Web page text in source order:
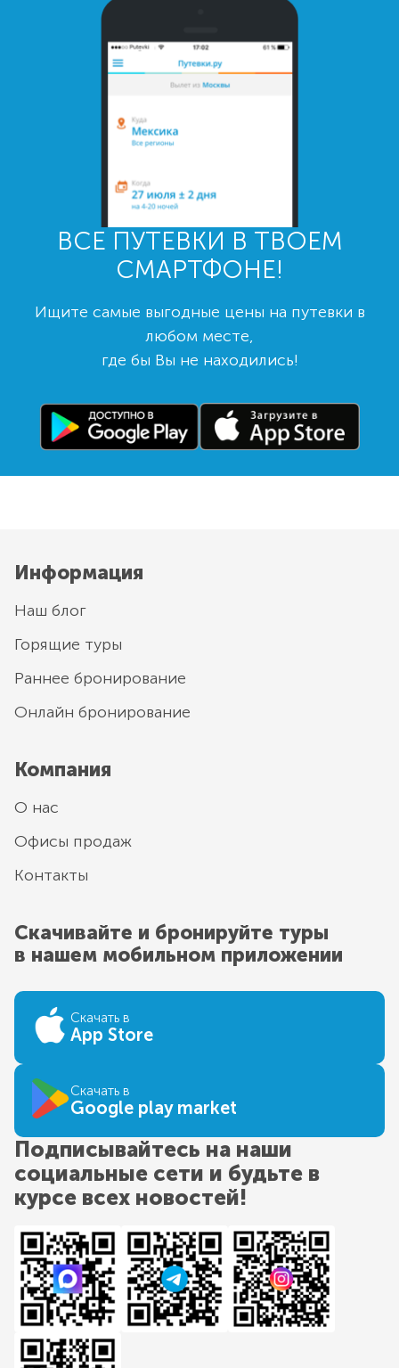
ВСЕ ПУТЕВКИ В ТВОЕМ
СМАРТФОНЕ!
Ищите самые выгодные цены на путевки в
любом месте,
где бы Вы не находились!
Информация
Наш блог
Горящие туры
Раннее бронирование
Онлайн бронирование
Компания
О нас
Офисы продаж
Контакты
Скачивайте и бронируйте туры
в нашем мобильном приложении
Скачать в
App Store
Скачать в
Google play market
Подписывайтесь на наши
социальные сети и будьте в
курсе всех новостей!